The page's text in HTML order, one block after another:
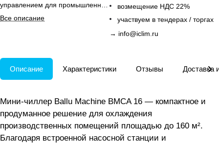
управлением для промышленных
помещений.
Все описание
возмещение НДС 22%
участвуем в тендерах / торгах
→ info@iclim.ru
Описание Характеристики Отзывы Доставка
Мини-чиллер Ballu Machine BMCA 16 — компактное и
продуманное решение для охлаждения
производственных помещений площадью до 160 м².
Благодаря встроенной насосной станции и